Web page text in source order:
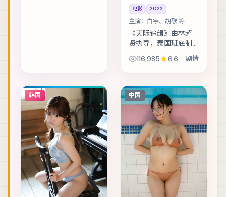
电影 2022
主演： 白宇、胡歌 等
《天际追缉》由林超
贤执导，泰国班底制
作，类型定位为剧
情。双胞胎互换身份
失控后难以收场。主
演包括白宇、胡歌、
孔刘 等，表演层次丰...
116,985 6.6 剧情
韩国 中国